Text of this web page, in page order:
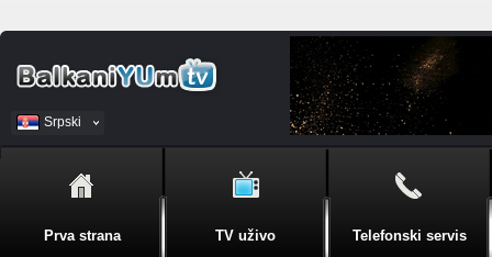
Srpski
BiH
Prva strana TV uživo Telefonski servis